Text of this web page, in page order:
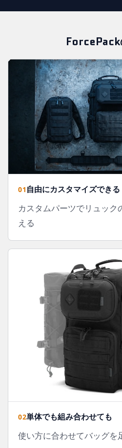
01 自由にカスタマイズできる
カスタムパーツでリュック
える
02単体でも組み合わせても
使い方に合わせてバッグを